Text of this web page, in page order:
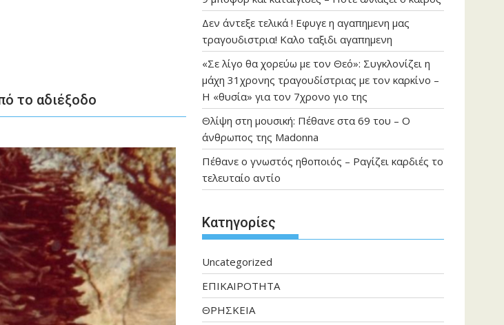
το αδιέξοδο
Δεν άντεξε τελικά ! Εφυγε η αγαπημενη μας
τραγουδιστρια! Καλο ταξιδι αγαπημενη
«Σε λίγο θα χορεύω με τον Θεό»: Συγκλονίζει η
μάχη 31χρονης τραγουδίστριας με τον καρκίνο –
Η «θυσία» για τον 7χρονο γιο της
Θλίψη στη μουσική: Πέθανε στα 69 του – Ο
άνθρωπος της Madonna
Πέθανε ο γνωστός ηθοποιός – Ραγίζει καρδιές το
τελευταίο αντίο
Kατηγορίες
Uncategorized
ΕΠΙΚΑΙΡΟΤΗΤΑ
ΘΡΗΣΚΕΙΑ